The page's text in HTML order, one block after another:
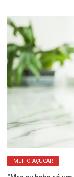
MUITO AÇUCAR